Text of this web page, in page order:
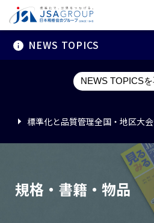
NEWS TOPICS
NEWS TOPICS
標準化と品質管理全国・地区大
標準化と品質管理全国・地区大
標準化と品質管理全国・地区大
規格・書籍・物品